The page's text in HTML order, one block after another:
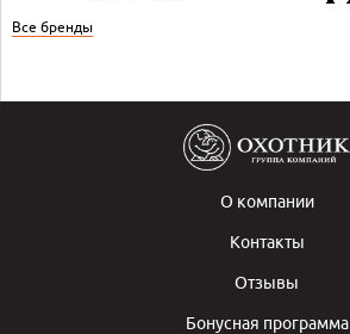
Все бренды
О компании
Контакты
Отзывы
Бонусная программа